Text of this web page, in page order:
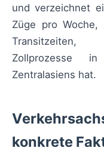
und verzeichnet
Züge pro
Transitzeiten,
Zollprozesse in
Zentralasiens hat.
konkrete